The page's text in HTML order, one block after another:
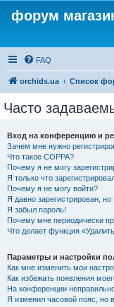
форум
FAQ
orchids.ua Список
Часто
Вход на конференцию и
Зачем мне нужно
Что такое COPPA?
Почему я не могу
Я только что
Почему я не могу войти?
Я давно зарегистрирован,
Я забыл пароль!
Почему мне периодически
Что делает функция
Параметры и настройки
Как мне изменить мои
Как избежать появления
На конференции
Я изменил часовой пояс, но